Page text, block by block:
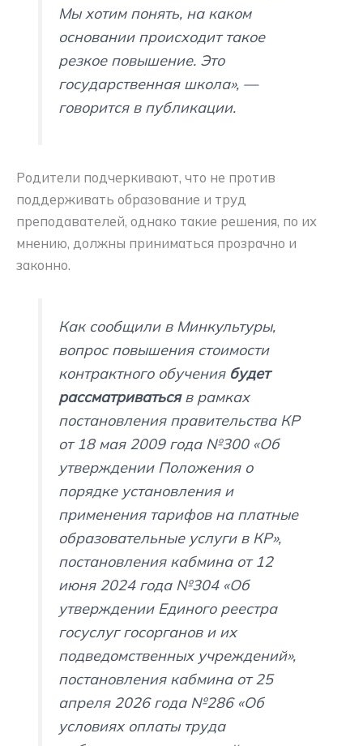
Мы хотим понять, на каком
основании происходит такое
резкое повышение. Это
государственная школа», —
говорится в публикации.
Родители подчеркивают, что не против
поддерживать образование и труд
преподавателей, однако такие решения, по их
мнению, должны приниматься прозрачно и
законно.
Как сообщили в Минкультуры,
вопрос повышения стоимости
контрактного обучениябудет
рассматриватьсяв рамках
постановления правительства КР
от 18 мая 2009 года №300 «Об
утверждении Положения о
порядке установления и
применения тарифов на платные
образовательные услуги в КР»,
постановления кабмина от 12
июня 2024 года №304 «Об
утверждении Единого реестра
госуслуг госорганов и их
подведомственных учреждений»,
постановления кабмина от 25
апреля 2026 года №286 «Об
условиях оплаты труда